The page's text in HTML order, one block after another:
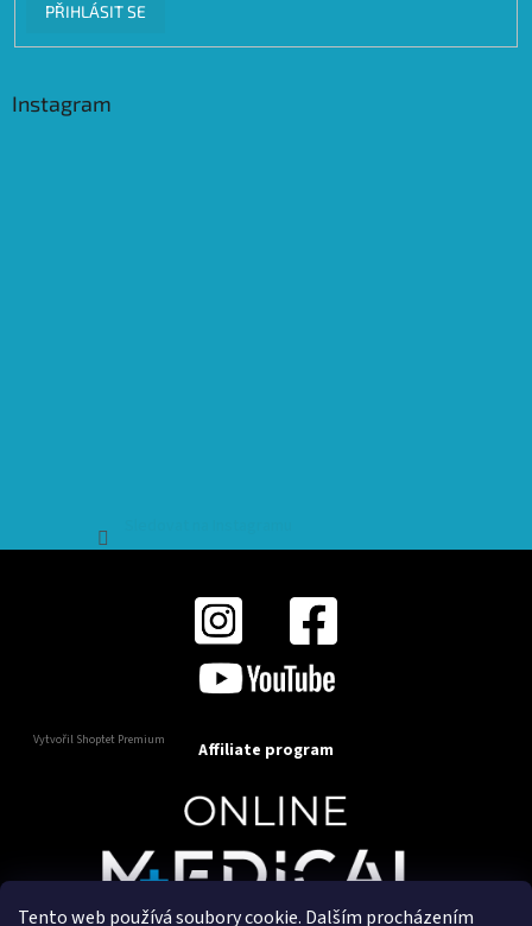
Tento web používá soubory cookie. Dalším procházením
PŘIHLÁSIT SE
Instagram
Vytvořil Shoptet Premium Affiliate program